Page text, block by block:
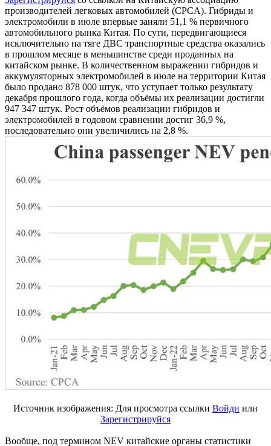
производителей легковых автомобилей (CPCA). Гибриды и
электромобили в июле впервые заняли 51,1 % первичного
автомобильного рынка Китая. По сути, передвигающиеся
исключительно на тяге ДВС транспортные средства оказались
в прошлом месяце в меньшинстве среди проданных на
китайском рынке. В количественном выражении гибридов и
аккумуляторных электромобилей в июле на территории Китая
было продано 878 000 штук, что уступает только результату
декабря прошлого года, когда объёмы их реализации достигли
947 347 штук. Рост объёмов реализации гибридов и
электромобилей в годовом сравнении достиг 36,9 %,
последовательно они увеличились на 2,8 %.
Источник изображения: Для просмотра ссылки Войди или
Зарегистрируйся
Вообще, под термином NEV китайские органы статистики